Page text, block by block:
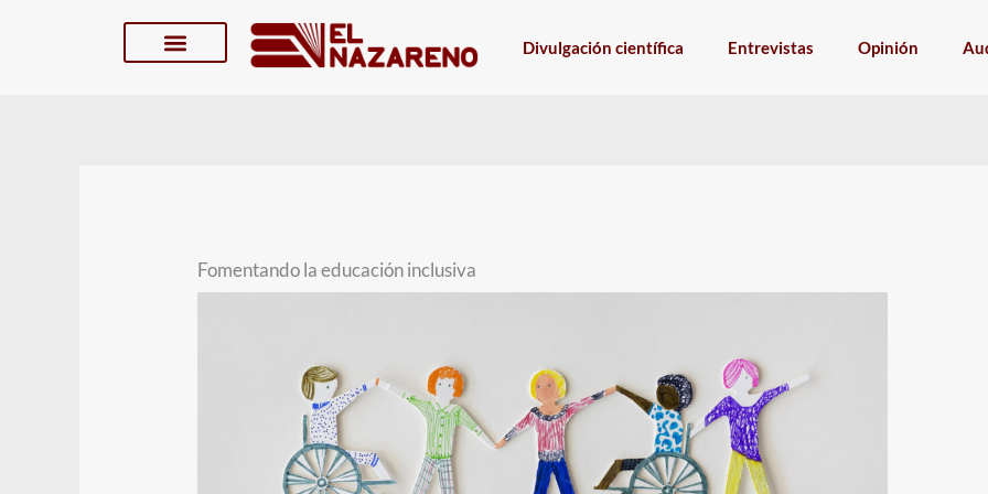
Divulgación científica Entrevistas Opinión
Fomentando la educación inclusiva